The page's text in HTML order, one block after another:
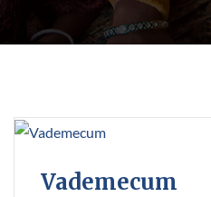
Vademecum